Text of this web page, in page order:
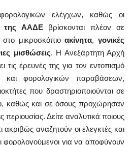
ελέγχων, καθώς οι
της ΑΑΔΕβρίσκονται πλέον σε
στο μικροσκόπιοακίνητα,γονικές
μισθώσεις. Η Ανεξάρτητη Αρχή
τις έρευνές της για τον εντοπισμό
και φορολογικών παραβάσεων,
που δραστηριοποιούνται σε
καθώς και σε όσους προχώρησαν
Δείτε αναλυτικά ποιους
ακριβώς αναζητούν οι ελεγκτές και
φορολογούμενοι για να αποφύγουν